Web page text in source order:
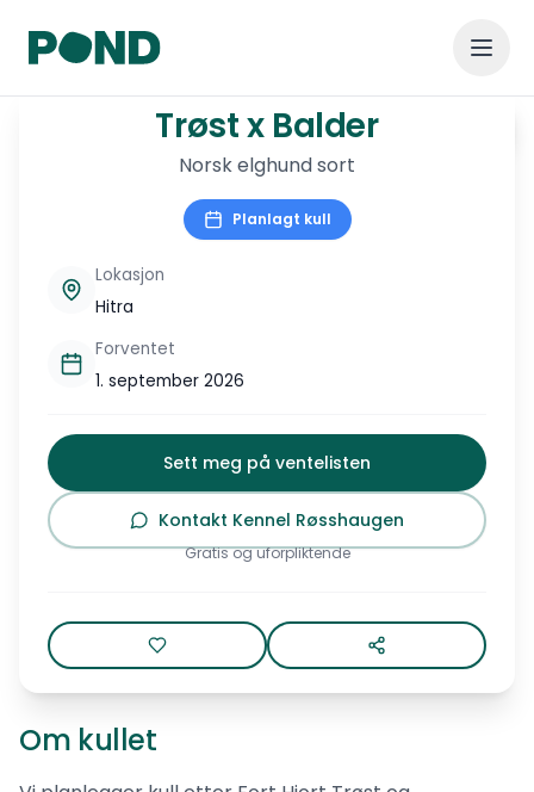
1/
Trøst x BalderTrøst x Balder
Norsk elghund sort
Planlagt kull
Lokasjon
Hitra
Forventet
1. september 2026
Sett meg på ventelisten
Kontakt Kennel Røsshaugen
Gratis og uforpliktende
Om kullet